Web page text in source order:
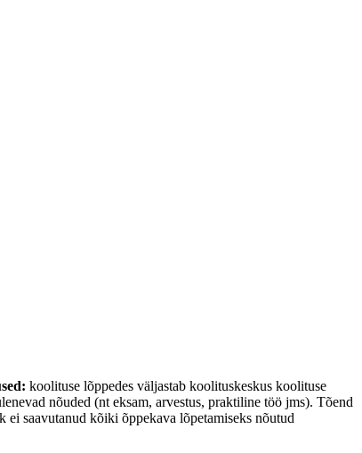
koolituse lõppedes väljastab koolituskeskus koolituse
nõuded (nt eksam, arvestus, praktiline töö jms). Tõend
saavutanud kõiki õppekava lõpetamiseks nõutud